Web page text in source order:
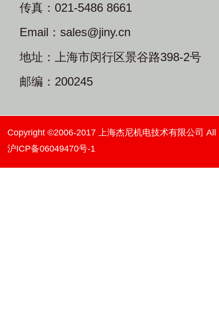
传真：021-5486 8661
Email：sales@jiny.cn
地址：上海市闵行区景谷路398-2号
邮编：200245
Copyright ©2006-2017 上海杰尼机电技术有限公司 All
沪ICP备06049470号-1